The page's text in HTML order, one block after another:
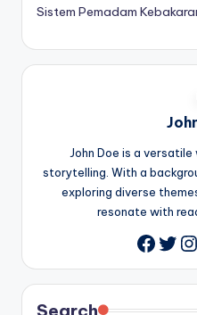
Sistem Pemadam
John Doe is a
storytelling. With a
exploring diverse
resonate with
Search